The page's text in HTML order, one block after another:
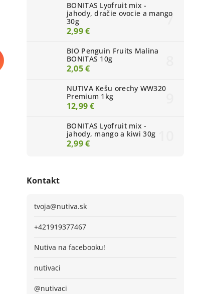
BONITAS Lyofruit mix -
jahody, dračie ovocie a mango
30g
2,99 €
BIO Penguin Fruits Malina
BONITAS 10g
2,05 €
NUTIVA Kešu orechy WW320
Premium 1kg
12,99 €
BONITAS Lyofruit mix -
jahody, mango a kiwi 30g
2,99 €
Kontakt
tvoja@nutiva.sk
+421919377467
Nutiva na facebooku!
nutivaci
@nutivaci